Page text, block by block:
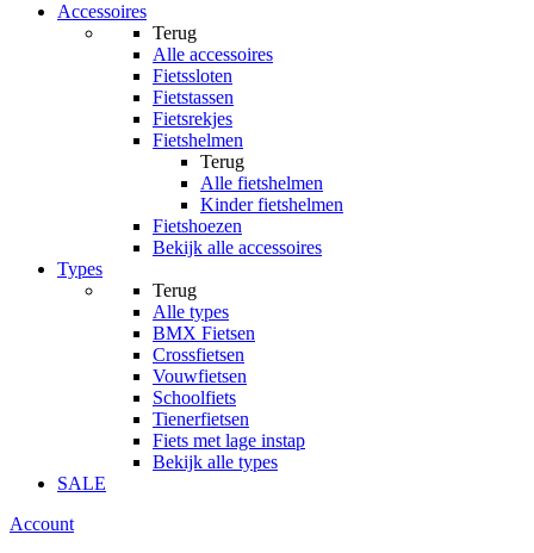
Accessoires
Terug
Alle accessoires
Fietssloten
Fietstassen
Fietsrekjes
Fietshelmen
Terug
Alle fietshelmen
Kinder fietshelmen
Fietshoezen
Bekijk alle accessoires
Types
Terug
Alle types
BMX Fietsen
Crossfietsen
Vouwfietsen
Schoolfiets
Tienerfietsen
Fiets met lage instap
Bekijk alle types
SALE
Account